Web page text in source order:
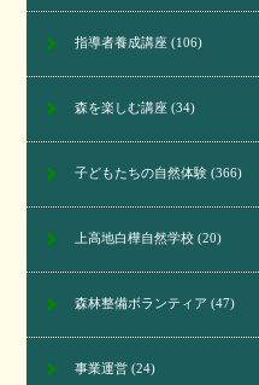
指導者養成講座(106)
森を楽しむ講座(34)
子どもたちの自然体験(366)
上高地白樺自然学校(20)
森林整備ボランティア (47)
事業運営(24)